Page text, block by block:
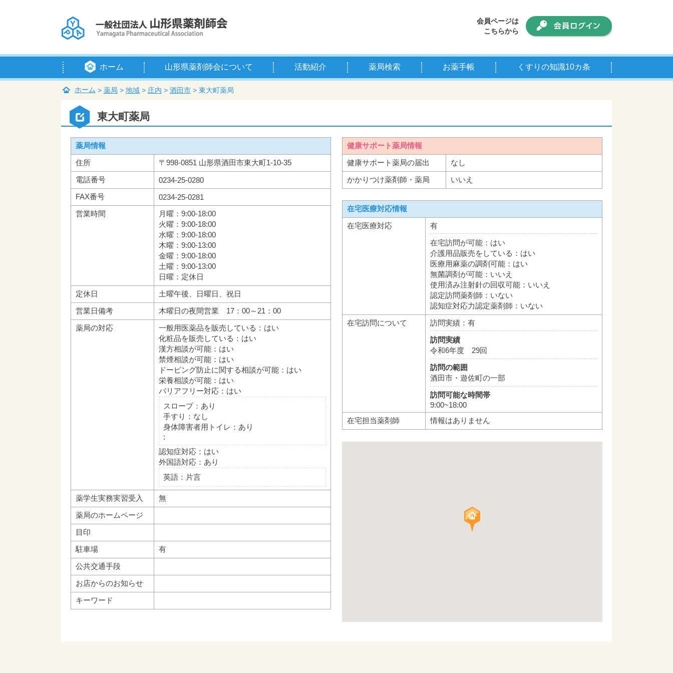
会員ページは
こちらから
ホーム 山形県薬剤師会について
会長挨拶
定款
例規等
組織・役員
賛助会員
入会のご案内
アクセス
活動紹介 薬局検索 お薬手帳 くすりの知識10カ条
ホーム > 薬局 > 地域> 庄内 > 酒田市> 東大町薬局
東大町薬局
薬局情報
住所
〒998-0851 山形県酒田市東大町1-10-35
電話番号
0234-25-0280
FAX番号
0234-25-0281
営業時間
月曜：9:00-18:00
火曜：9:00-18:00
水曜：9:00-18:00
木曜：9:00-13:00
金曜：9:00-18:00
土曜：9:00-13:00
日曜：定休日
定休日
土曜午後、日曜日、祝日
営業日備考
木曜日の夜間営業 17：00～21：00
薬局の対応
一般用医薬品を販売している：はい
化粧品を販売している：はい
漢方相談が可能：はい
禁煙相談が可能：はい
ドーピング防止に関する相談が可能：はい
栄養相談が可能：はい
バリアフリー対応：はい
スロープ：あり
手すり：なし
身体障害者用トイレ：あり
:
認知症対応：はい
外国語対応：あり
英語：片言
薬学生実務実習受入
無
薬局のホームページ
目印
駐車場
有
公共交通手段
お店からのお知らせ
キーワード
健康サポート薬局情報
健康サポート薬局の届出
なし
かかりつけ薬剤師・薬局
いいえ
在宅医療対応情報
在宅医療対応
有
在宅訪問が可能：はい
介護用品販売をしている：はい
医療用麻薬の調剤可能：はい
無菌調剤が可能：いいえ
使用済み注射針の回収可能：いいえ
認定訪問薬剤師：いない
認知症対応力認定薬剤師：いない
在宅訪問について
訪問実績：有
訪問実績
令和6年度 29回
訪問の範囲
酒田市・遊佐町の一部
訪問可能な時間帯
9:00~18:00
在宅担当薬剤師
情報はありません